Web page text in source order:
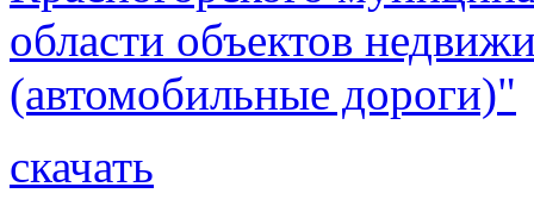
области объектов
(автомобильные дороги)"
скачать